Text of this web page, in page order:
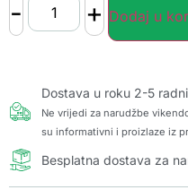
- + Dodaj u
Dostava u roku 2-5
Ne vrijedi za narudžbe
su informativni i proizlaze iz
Besplatna dostava za